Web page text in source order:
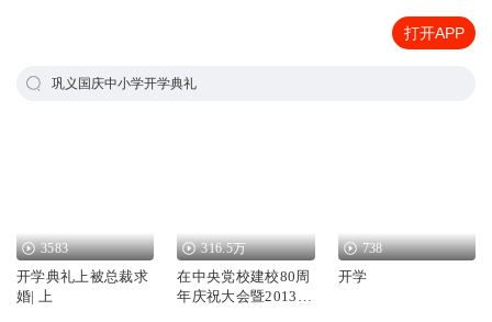
打开APP
巩义国庆中小学开学典礼
3583
开学典礼上被总裁求
婚| 上
316.5万
在中央党校建校80周
年庆祝大会暨2013年
738
开学